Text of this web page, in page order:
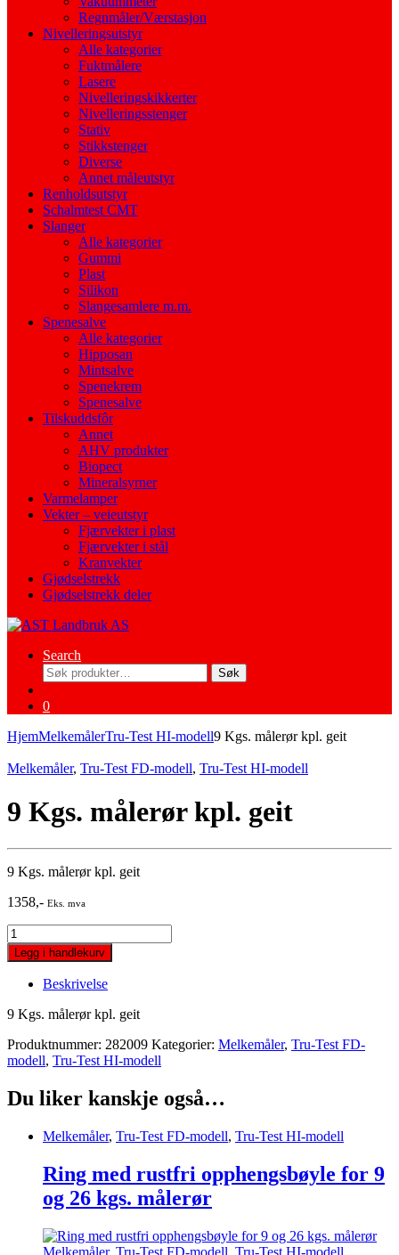
Regnmåler/Værstasjon
Nivelleringsutstyr
Alle kategorier
Fuktmålere
Lasere
Nivelleringskikkerter
Nivelleringsstenger
Stativ
Stikkstenger
Diverse
Annet måleutstyr
Renholdsutstyr
Schalmtest CMT
Slanger
Alle kategorier
Gummi
Plast
Silikon
Slangesamlere m.m.
Spenesalve
Alle kategorier
Hipposan
Mintsalve
Spenekrem
Spenesalve
Tilskuddsfôr
Annet
AHV produkter
Biopect
Mineralsyrner
Varmelamper
Vekter – veieutstyr
Fjærvekter i plast
Fjærvekter i stål
Kranvekter
Gjødselstrekk
Gjødselstrekk deler
Search
Søk
etter:
Søk
0
HjemMelkemålerTru-Test HI-modell9 Kgs. målerør kpl. geit
Melkemåler, Tru-Test FD-modell, Tru-Test HI-modell
9 Kgs. målerør kpl. geit
9 Kgs. målerør kpl. geit
1358,- Eks. mva
9
Kgs.
målerør
quantity
Legg i handlekurv
Beskrivelse
9 Kgs. målerør kpl. geit
Produktnummer: 282009 Kategorier: Melkemåler, Tru-Test FD-
modell, Tru-Test HI-modell
Du liker kanskje også…
Melkemåler, Tru-Test FD-modell, Tru-Test HI-modell
Ring med rustfri opphengsbøyle for 9
og 26 kgs. målerør
Melkemåler, Tru-Test FD-modell Tru-Test HI-modell